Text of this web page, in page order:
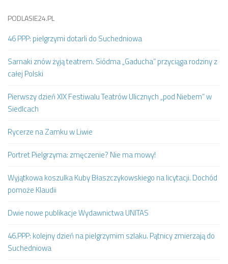
PODLASIE24.PL
46 PPP: pielgrzymi dotarli do Suchedniowa
Sarnaki znów żyją teatrem. Siódma „Gaducha” przyciąga rodziny z
całej Polski
Pierwszy dzień XIX Festiwalu Teatrów Ulicznych „pod Niebem” w
Siedlcach
Rycerze na Zamku w Liwie
Portret Pielgrzyma: zmęczenie? Nie ma mowy!
Wyjątkowa koszulka Kuby Błaszczykowskiego na licytacji. Dochód
pomoże Klaudii
Dwie nowe publikacje Wydawnictwa UNITAS
46.PPP: kolejny dzień na pielgrzymim szlaku. Pątnicy zmierzają do
Suchedniowa